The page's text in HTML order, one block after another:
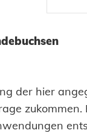
der hier
zukommen.